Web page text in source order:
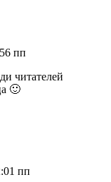
пп
читателей
🙂
пп